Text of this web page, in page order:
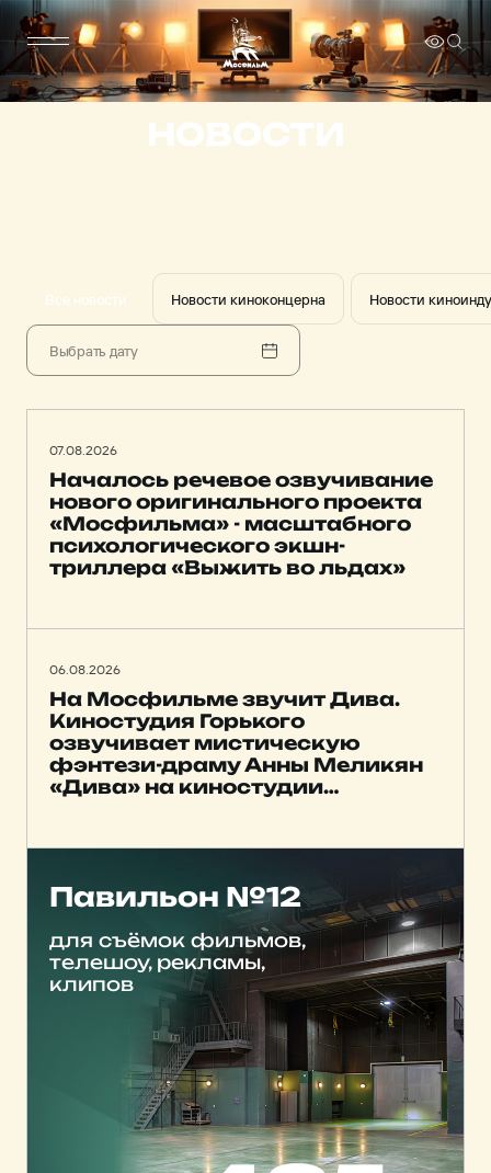
НОВОСТИ
Все новости Новости киноконцерна Новости
07.08.2026
Началось речевое озвучивание
нового оригинального проекта
«Мосфильма» - масштабного
психологического экшн-
триллера «Выжить во льдах»
06.08.2026
На Мосфильме звучит Дива.
Киностудия Горького
озвучивает мистическую
фэнтези-драму Анны Меликян
«Дива» на киностудии
Павильон №12
для съёмок фильмов,
телешоу, рекламы,
клипов